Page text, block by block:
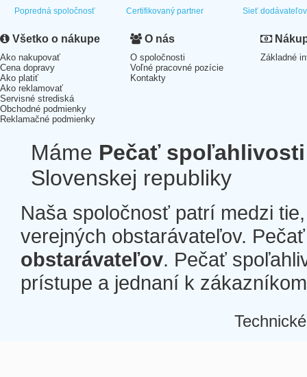
Popredná spoločnosť Certifikovaný partner Sieť dodávateľov
Všetko o nákupe
Ako nakupovať
Cena dopravy
Ako platiť
Ako reklamovať
Servisné strediská
Obchodné podmienky
Reklamačné podmienky
O nás
O spoločnosti
Voľné pracovné pozície
Kontakty
Základné
Máme Pečať spoľahlivosti
Slovenskej republiky
Naša spoločnosť patrí medzi
verejných obstarávateľov.
obstarávateľov. Pečať
prístupe a jednaní k